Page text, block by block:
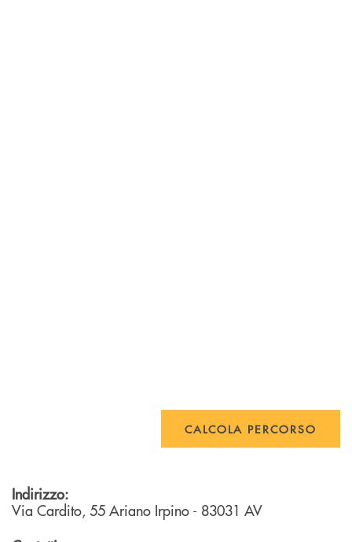
CALCOLA PERCORSO
Indirizzo:
Via Cardito, 55 Ariano Irpino - 83031 AV